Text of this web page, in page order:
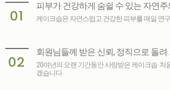
01
피부가 건강하게 숨쉴 수 있는 자연
케이크솝은 자연스럽고 건강한 피부를 매일 연
02
회원님들께 받은 신뢰, 정직으로 돌려
20여년의 오랜 기간동안 사랑받은 케이크솝. 처
겠습니다.